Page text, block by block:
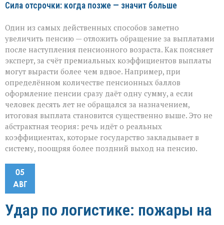
Сила отсрочки: когда позже — значит больше
Один из самых действенных способов заметно
увеличить пенсию — отложить обращение за выплатами
после наступления пенсионного возраста. Как поясняет
эксперт, за счёт премиальных коэффициентов выплаты
могут вырасти более чем вдвое. Например, при
определённом количестве пенсионных баллов
оформление пенсии сразу даёт одну сумму, а если
человек десять лет не обращался за назначением,
итоговая выплата становится существенно выше. Это не
абстрактная теория: речь идёт о реальных
коэффициентах, которые государство закладывает в
систему, поощряя более поздний выход на пенсию.
05
АВГ
Удар по логистике: пожары на